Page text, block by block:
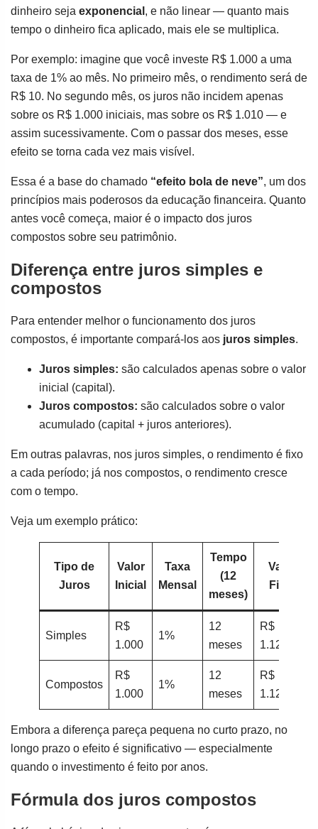
dinheiro seja exponencial , e não linear — quanto mais
tempo o dinheiro fica aplicado, mais ele se multiplica.
Por exemplo: imagine que você investe R$ 1.000 a uma
taxa de 1% ao mês. No primeiro mês, o rendimento será de
R$ 10. No segundo mês, os juros não incidem apenas
sobre os R$ 1.000 iniciais, mas sobre os R$ 1.010 — e
assim sucessivamente. Com o passar dos meses, esse
efeito se torna cada vez mais visível.
Essa é a base do chamado “efeito bola de neve”, um dos
princípios mais poderosos da educação financeira. Quanto
antes você começa, maior é o impacto dos juros
compostos sobre seu patrimônio.
Diferença entre juros simples e
compostos
Para entender melhor o funcionamento dos juros
compostos, é importante compará-los aos juros simples.
Juros simples: são calculados apenas sobre o valor
inicial (capital).
Juros compostos: são calculados sobre o valor
acumulado (capital + juros anteriores).
Em outras palavras, nos juros simples, o rendimento é fixo
a cada período; já nos compostos, o rendimento cresce
com o tempo.
Veja um exemplo prático:
Tipo de
Juros
Valor
Inicial
Taxa
Mensal
Tempo
(12
meses)
Valor
Final
Simples
R$
1.000
1%
12
meses
R$
1.120
Compostos
R$
1.000
1%
12
meses
R$
1.126,83
Embora a diferença pareça pequena no curto prazo, no
longo prazo o efeito é significativo — especialmente
quando o investimento é feito por anos.
Fórmula dos juros compostos